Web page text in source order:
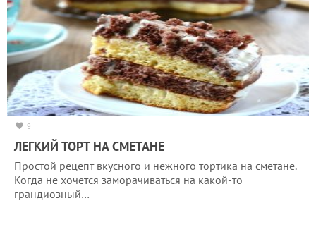
9
ЛЕГКИЙ ТОРТ НА СМЕТАНЕ
Простой рецепт вкусного и нежного тортика на сметане.
Когда не хочется заморачиваться на какой-то
грандиозный…